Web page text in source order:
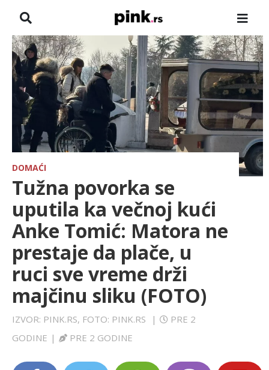
NASLOVNA
VESTI
ZADRUGA
SHOWBIZ
HRONIKA
FARMERI
TV
SPORT
LIFESTYLE
DOMAĆI
Tužna povorka se
uputila ka večnoj kući
Anke Tomić: Matora ne
prestaje da plače, u
ruci sve vreme drži
majčinu sliku (FOTO)
IZVOR: PINK.RS, FOTO: PINK.RS |
PRE 2
GODINE | PRE 2 GODINE